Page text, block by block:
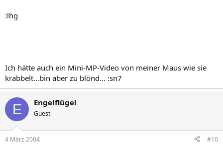
:lhg
Ich hätte auch ein Mini-MP-Video von meiner Maus wie sie
krabbelt...bin aber zu blönd... :sn7
E Engelflügel
Guest
4 März 2004 #10